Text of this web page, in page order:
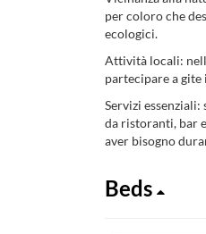
per coloro che
ecologici.
Attività locali:
partecipare a gite
Servizi
da ristoranti, bar
aver bisogno
Beds